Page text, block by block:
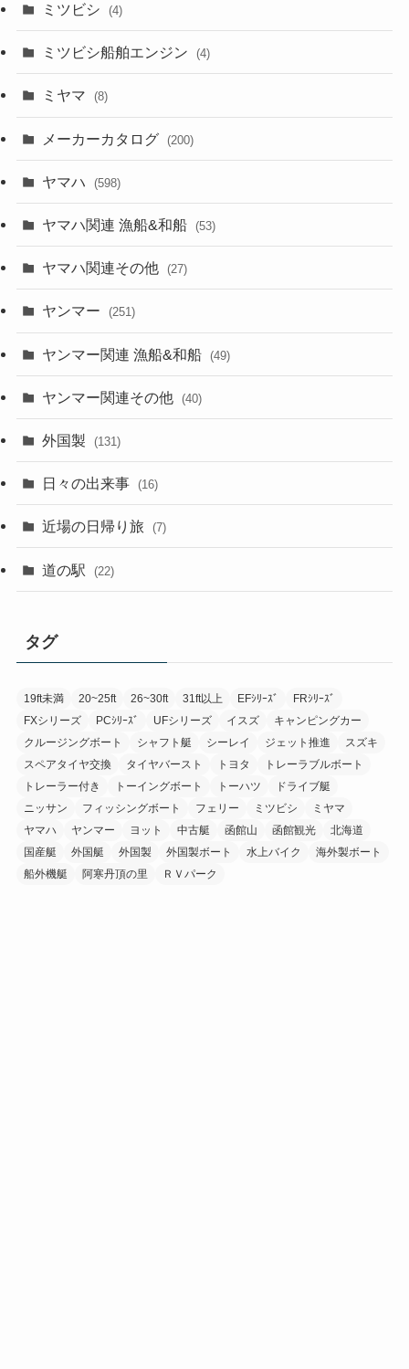
ミツビシ (4)
ミツビシ船舶エンジン (4)
ミヤマ (8)
メーカーカタログ (200)
ヤマハ (598)
ヤマハ関連 漁船&和船 (53)
ヤマハ関連その他 (27)
ヤンマー (251)
ヤンマー関連 漁船&和船 (49)
ヤンマー関連その他 (40)
外国製 (131)
日々の出来事 (16)
近場の日帰り旅 (7)
道の駅 (22)
タグ
19ft未満 20~25ft 26~30ft 31ft以上 EFｼﾘｰｽﾞ
FRｼﾘｰｽﾞ
FXシリーズ
PCｼﾘｰｽﾞ UFシリーズ イスズ
キャンピングカー
クルージングボート
シャフト艇 シーレイ ジェット推進
スズキ
スペアタイヤ交換
タイヤバースト トヨタ
トレーラブルボート
トレーラー付き
トーイングボート トーハツ
ドライブ艇
ニッサン
フィッシングボート フェリー ミツビシ
ミヤマ
ヤマハ
ヤンマー ヨット 中古艇 函館山 函館観光
北海道
国産艇
外国艇 外国製 外国製ボート 水上バイク
海外製ボート
船外機艇
阿寒丹頂の里 ＲＶパーク